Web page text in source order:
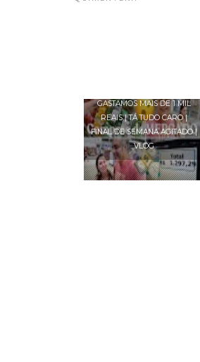
GASTAMOS MAIS DE 1 MIL
REAIS | TÁ TUDO CARO |
FINAL DE SEMANA AGITADO |
VLOG